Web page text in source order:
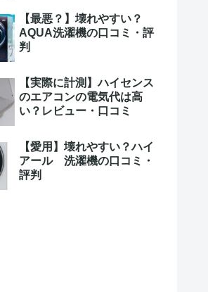
【最悪？】壊れやすい？
AQUA洗濯機の口コミ・評
判
【実際に計測】ハイセンス
のエアコンの電気代は高
い？レビュー・口コミ
【愛用】壊れやすい？ハイ
アール 洗濯機の口コミ・
評判